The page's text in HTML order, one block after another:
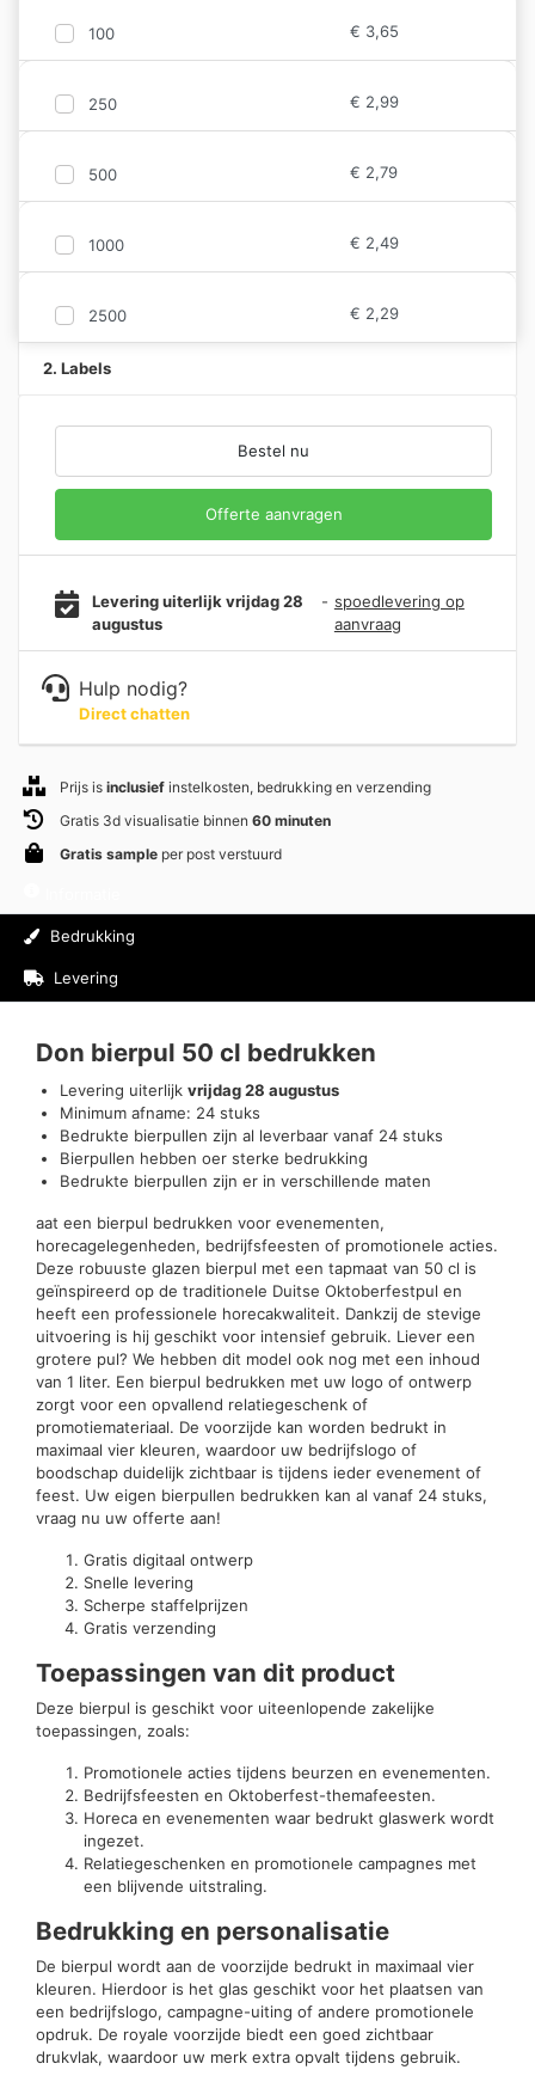
100 € 3,65
250 € 2,99
500 € 2,79
1000 € 2,49
2500 € 2,29
2. Labels
Bestel nu
Offerte aanvragen
Levering uiterlijk vrijdag 28
augustus
- spoedlevering op
aanvraag
Hulp nodig?
Direct chatten
Prijs is inclusief instelkosten, bedrukking en verzending
Gratis 3d visualisatie binnen 60 minuten
Gratis sample per post verstuurd
Bedrukking
Levering
Don bierpul 50 cl bedrukken
Levering uiterlijk vrijdag 28 augustus
Minimum afname: 24 stuks
Bedrukte bierpullen zijn al leverbaar vanaf 24 stuks
Bierpullen hebben oer sterke bedrukking
Bedrukte bierpullen zijn er in verschillende maten
aat een bierpul bedrukken voor evenementen,
horecagelegenheden, bedrijfsfeesten of promotionele acties.
Deze robuuste glazen bierpul met een tapmaat van 50 cl is
geïnspireerd op de traditionele Duitse Oktoberfestpul en
heeft een professionele horecakwaliteit. Dankzij de stevige
uitvoering is hij geschikt voor intensief gebruik. Liever een
grotere pul? We hebben dit model ook nog met een inhoud
van 1 liter. Een bierpul bedrukken met uw logo of ontwerp
zorgt voor een opvallend relatiegeschenk of
promotiemateriaal. De voorzijde kan worden bedrukt in
maximaal vier kleuren, waardoor uw bedrijfslogo of
boodschap duidelijk zichtbaar is tijdens ieder evenement of
feest. Uw eigen bierpullen bedrukken kan al vanaf 24 stuks,
vraag nu uw offerte aan!
Gratis digitaal ontwerp
Snelle levering
Scherpe staffelprijzen
Gratis verzending
Toepassingen van dit product
Deze bierpul is geschikt voor uiteenlopende zakelijke
toepassingen, zoals:
Promotionele acties tijdens beurzen en evenementen.
Bedrijfsfeesten en Oktoberfest-themafeesten.
Horeca en evenementen waar bedrukt glaswerk wordt
ingezet.
Relatiegeschenken en promotionele campagnes met
een blijvende uitstraling.
Bedrukking en personalisatie
De bierpul wordt aan de voorzijde bedrukt in maximaal vier
kleuren. Hierdoor is het glas geschikt voor het plaatsen van
een bedrijfslogo, campagne-uiting of andere promotionele
opdruk. De royale voorzijde biedt een goed zichtbaar
drukvlak, waardoor uw merk extra opvalt tijdens gebruik.